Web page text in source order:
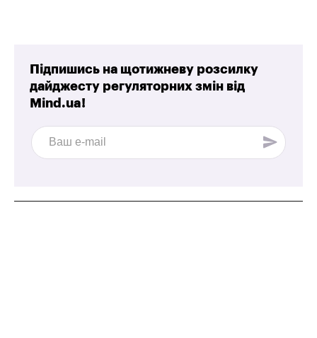
Підпишись на щотижневу розсилку
дайджесту регуляторних змін від
Mind.ua!